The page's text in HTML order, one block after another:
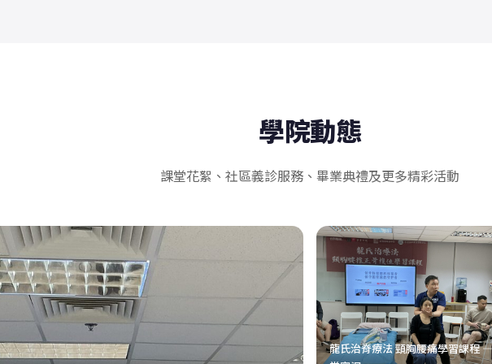
學院動態
課堂花絮、社區義診服務、畢業典禮及更多精彩活動
龍氏治脊療法 頸胸腰痛學習課程